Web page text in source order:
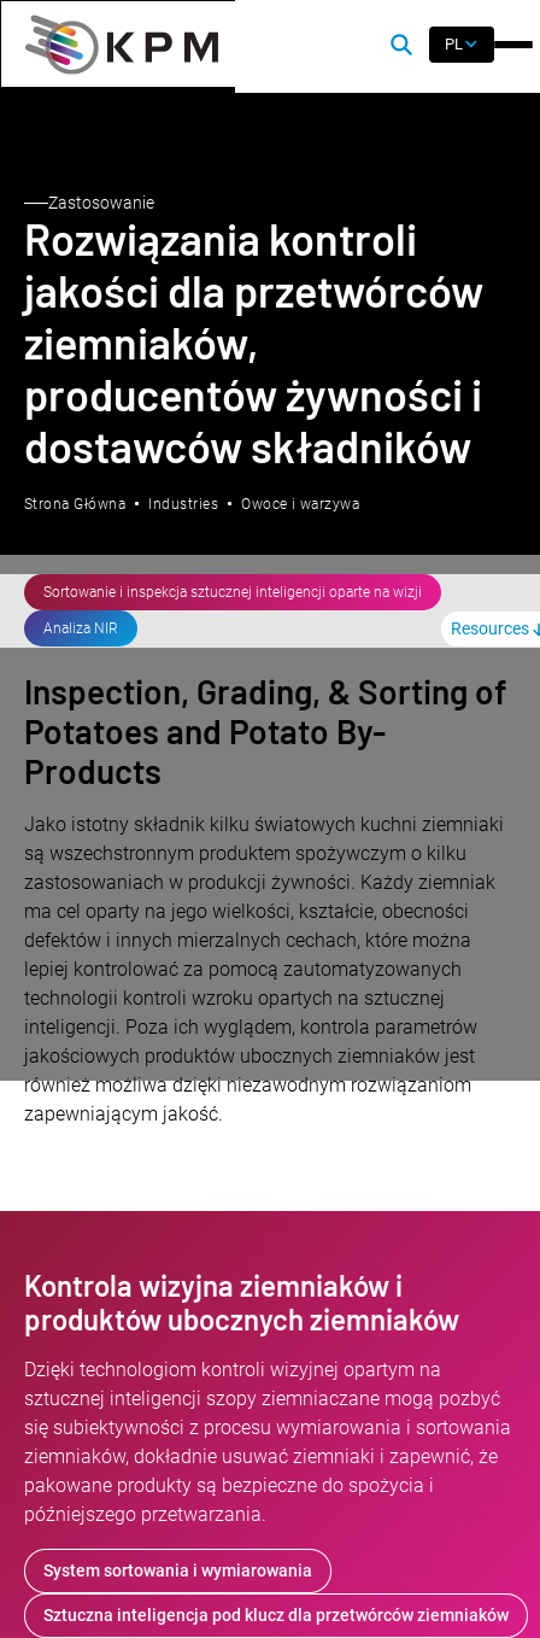
PL
Zastosowanie
Rozwiązania kontroli
jakości dla przetwórców
ziemniaków,
producentów żywności i
dostawców składników
Strona Główna Industries Owoce i warzywa
Analiza NIR
Sortowanie i inspekcja sztucznej inteligencji oparte na wizji
Resources
Inspection, Grading, & Sorting of
Potatoes and Potato By-
Products
Jako istotny składnik kilku światowych kuchni ziemniaki
są wszechstronnym produktem spożywczym o kilku
zastosowaniach w produkcji żywności. Każdy ziemniak
ma cel oparty na jego wielkości, kształcie, obecności
defektów i innych mierzalnych cechach, które można
lepiej kontrolować za pomocą zautomatyzowanych
technologii kontroli wzroku opartych na sztucznej
inteligencji. Poza ich wyglądem, kontrola parametrów
jakościowych produktów ubocznych ziemniaków jest
również możliwa dzięki niezawodnym rozwiązaniom
zapewniającym jakość.
Kontrola wizyjna ziemniaków i
produktów ubocznych ziemniaków
Dzięki technologiom kontroli wizyjnej opartym na
sztucznej inteligencji szopy ziemniaczane mogą pozbyć
się subiektywności z procesu wymiarowania i sortowania
ziemniaków, dokładnie usuwać ziemniaki i zapewnić, że
pakowane produkty są bezpieczne do spożycia i
późniejszego przetwarzania.
System sortowania i wymiarowania
Sztuczna inteligencja pod klucz dla przetwórców ziemniaków